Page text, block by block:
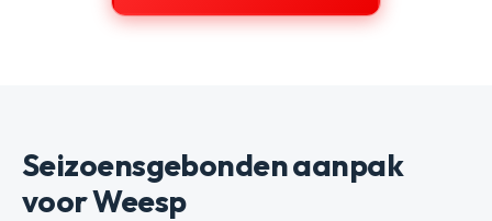
Seizoensgebonden aanpak
voor Weesp